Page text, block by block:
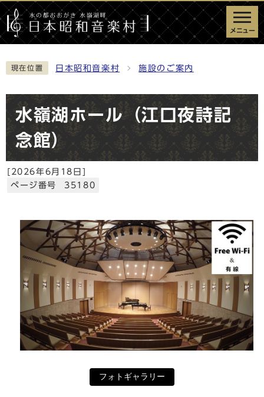
メニュー
現在位置 日本昭和音楽村 施設のご案内
水嶺湖ホール（江口夜詩記
念館）
[ 2026年6月18日 ]
ページ番号 35180
フォトギャラリー